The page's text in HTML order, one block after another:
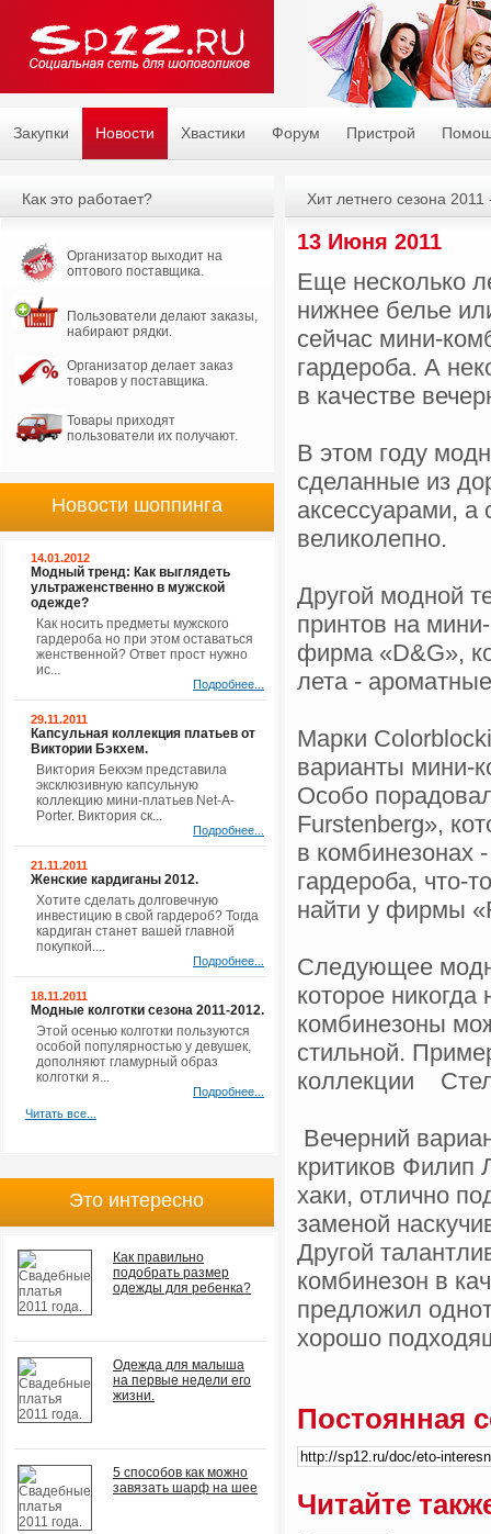
Закупки Новости Хвастики Форум Пристрой
Хит летнего сезона
13 Июня 2011
Еще несколько
нижнее белье
сейчас мини-
гардероба. А
в качестве
В этом году
сделанные из
аксессуарами, а
великолепно.
Другой модной
принтов на
фирма «D&G»,
лета -
Марки
варианты мини-
Особо
Furstenberg»,
в комбинезонах
гардероба, что-
найти у фирмы
Следующее
которое
комбинезоны
стильной.
коллекции
Вечерний
критиков Филип
хаки, отлично
заменой
Другой
комбинезон в
предложил
хорошо
Постоянная
Читайте
Как это работает?
Организатор выходит на
оптового поставщика.
Пользователи делают заказы,
набирают рядки.
Организатор делает заказ
товаров у поставщика.
Товары приходят
пользователи их получают.
Новости шоппинга
14.01.2012
Модный тренд: Как выглядеть
ультраженственно в мужской
одежде?
Как носить предметы мужского
гардероба но при этом оставаться
женственной? Ответ прост нужно
ис...
Подробнее...
29.11.2011
Капсульная коллекция платьев от
Виктории Бэкхем.
Виктория Бекхэм представила
эксклюзивную капсульную
коллекцию мини-платьев Net-A-
Porter. Виктория ск...
Подробнее...
21.11.2011
Женские кардиганы 2012.
Хотите сделать долговечную
инвестицию в свой гардероб? Тогда
кардиган станет вашей главной
покупкой....
Подробнее...
18.11.2011
Модные колготки сезона 2011-2012.
Этой осенью колготки пользуются
особой популярностью у девушек,
дополняют гламурный образ
колготки я...
Подробнее...
Читать все...
Это интересно
Как правильно
подобрать размер
одежды для ребенка?
Одежда для малыша
на первые недели его
жизни.
5 способов как можно
завязать шарф на шее